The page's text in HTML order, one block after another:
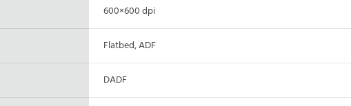
600×600 dpi
Flatbed, ADF
DADF